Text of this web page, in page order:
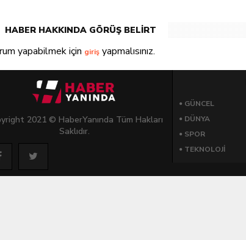
HABER HAKKINDA GÖRÜŞ BELİRT
yapabilmek için giriş yapmalısınız.
2021 © HaberYanında Tüm Hakları
Saklıdır.
GÜNCEL
DÜNYA
SPOR
TEKNOLOJI